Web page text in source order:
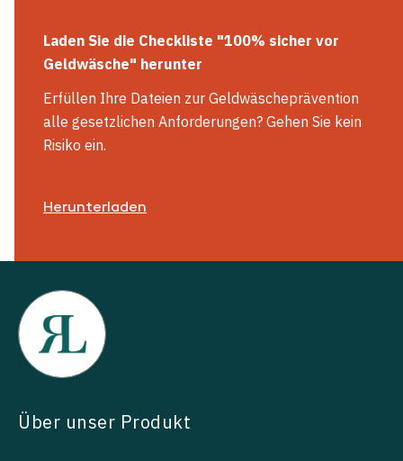
Laden Sie die Checkliste "100% sicher vor
Geldwäsche" herunter
Erfüllen Ihre Dateien zur Geldwäscheprävention
alle gesetzlichen Anforderungen? Gehen Sie kein
Risiko ein.
Herunterladen
Über unser Produkt